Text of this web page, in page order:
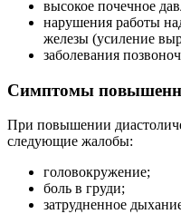
высокое почечное
нарушения работы
железы (усиление
заболевания
Симптомы
При повышении
следующие жалобы:
головокружение;
боль в груди;
затрудненное